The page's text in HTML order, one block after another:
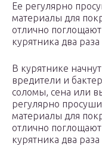
Ее регулярно
материалы для
отлично
курятника два раза
В курятнике
вредители и
соломы, сена или
регулярно
материалы для
отлично
курятника два раза